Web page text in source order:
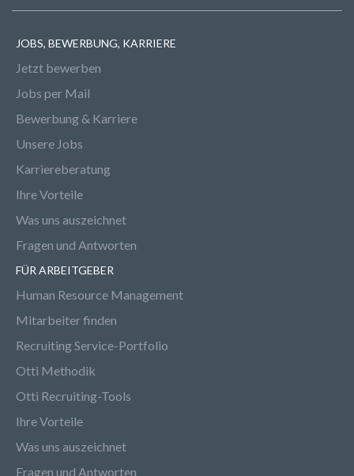
JOBS, BEWERBUNG, KARRIERE
Jetzt bewerben
Jobs per Mail
Bewerbung & Karriere
Unsere Jobs
Karriereberatung
Ihre Vorteile
Was uns auszeichnet
Fragen und Antworten
FÜR ARBEITGEBER
Human Resource Management
Mitarbeiter finden
Recruiting Service-Portfolio
Otti Methodik
Otti Recruiting-Tools
Ihre Vorteile
Was uns auszeichnet
Fragen und Antworten